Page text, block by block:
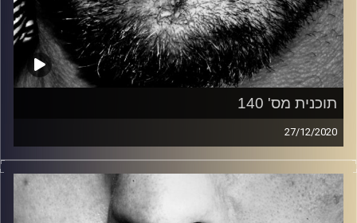
תוכנית מס' 140
27/12/2020
זיפים, מוזיקה מחוספסת של הופעות חיות. הרבה ג'אם, רוק,
בלוז, bluegrass, ג'אז, Fאנק, פרוגרסיב ואפילו אלקטרוניקה.
כל מה שחי, אמיתי ונושם.
עם שמוליק רגב.